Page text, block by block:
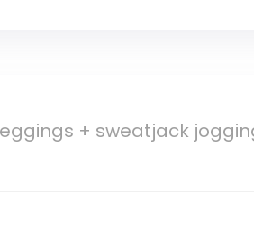
+ sweatjack